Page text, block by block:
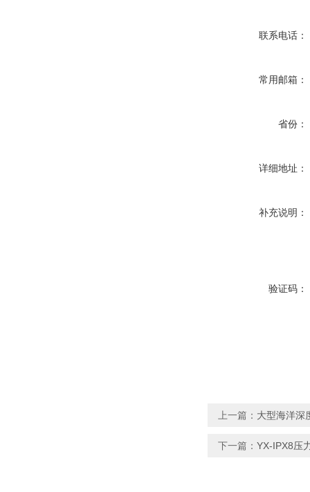
联系电话：
常用邮箱：
省份：
详细地址：
补充说明：
验证码：
上一篇： 大型海洋深
下一篇： YX-IPX8压